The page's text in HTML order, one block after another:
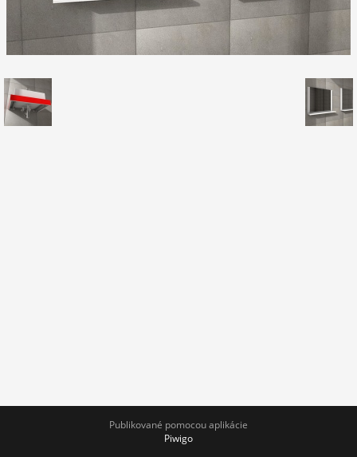
Publikované pomocou aplikácie
Piwigo